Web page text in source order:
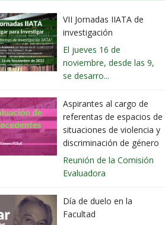
VII Jornadas IIATA de
investigación
El jueves 16 de
noviembre, desde las 9,
se desarro...
Aspirantes al cargo de
referentas de espacios de
situaciones de violencia y
discriminación de género
Reunión de la Comisión
Evaluadora
Día de duelo en la
Facultad